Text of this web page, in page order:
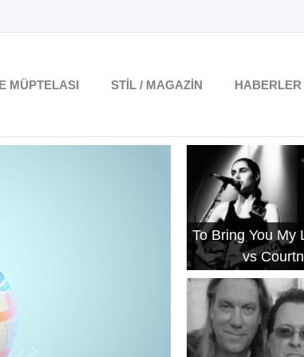
MÜPTELASI STIL / MAGAZIN HABERLER
To Bring You My
vs